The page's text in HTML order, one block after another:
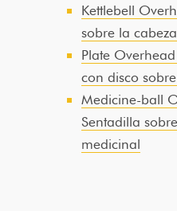
Kettlebell
sobre la
Plate
con disco
Medicine-ball
Sentadilla
medicinal